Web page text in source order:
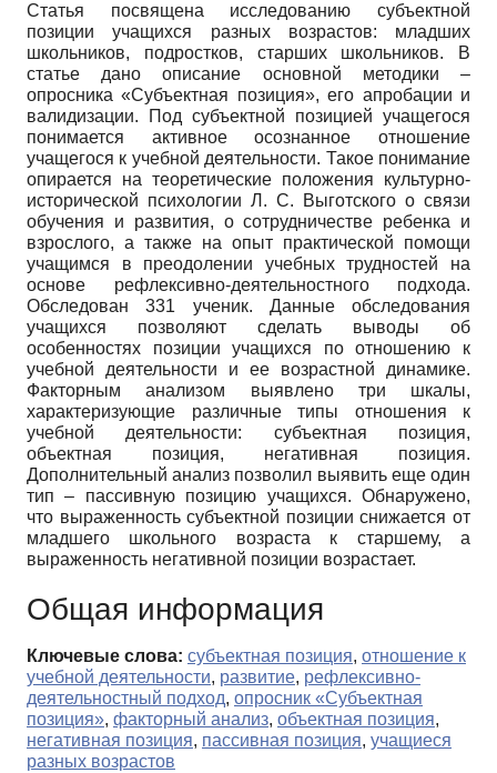
Статья посвящена исследованию субъектной
позиции учащихся разных возрастов: младших
школьников, подростков, старших школьников. В
статье дано описание основной методики –
опросника «Субъектная позиция», его апробации и
валидизации. Под субъектной позицией учащегося
понимается активное осознанное отношение
учащегося к учебной деятельности. Такое понимание
опирается на теоретические положения культурно-
исторической психологии Л. С. Выготского о связи
обучения и развития, о сотрудничестве ребенка и
взрослого, а также на опыт практической помощи
учащимся в преодолении учебных трудностей на
основе рефлексивно-деятельностного подхода.
Обследован 331 ученик. Данные обследования
учащихся позволяют сделать выводы об
особенностях позиции учащихся по отношению к
учебной деятельности и ее возрастной динамике.
Факторным анализом выявлено три шкалы,
характеризующие различные типы отношения к
учебной деятельности: субъектная позиция,
объектная позиция, негативная позиция.
Дополнительный анализ позволил выявить еще один
тип – пассивную позицию учащихся. Обнаружено,
что выраженность субъектной позиции снижается от
младшего школьного возраста к старшему, а
выраженность негативной позиции возрастает.
Общая информация
Ключевые слова: субъектная позиция, отношение к
учебной деятельности, развитие, рефлексивно-
деятельностный подход, опросник «Субъектная
позиция», факторный анализ, объектная позиция,
негативная позиция, пассивная позиция, учащиеся
разных возрастов